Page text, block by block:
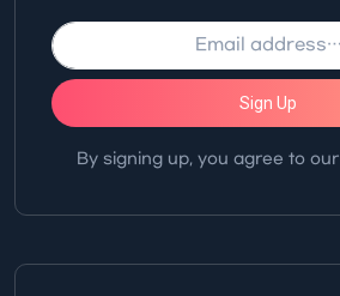
Sign Up
By signing up, you agree to our